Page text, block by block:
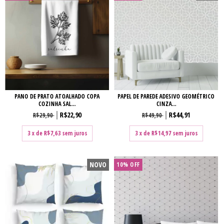
PANO DE PRATO ATOALHADO COPA
COZINHA SAL...
R$29,90
R$22,90
3 x de R$7,63 sem juros
PAPEL DE PAREDE ADESIVO GEOMÉTRICO
CINZA...
R$49,90
R$44,91
3 x de R$14,97 sem juros
NOVO 10% OFF